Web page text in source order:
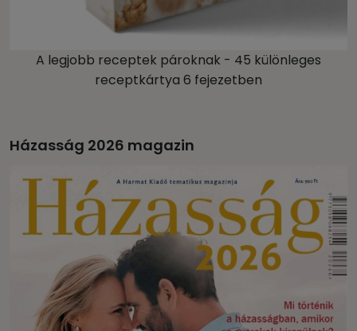
A legjobb receptek pároknak - 45 különleges
receptkártya 6 fejezetben
Házasság 2026 magazin